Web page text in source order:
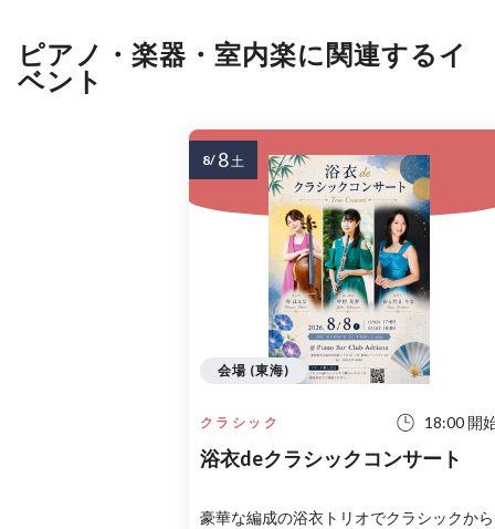
ピアノ・楽器・室内楽に関連するイ
ベント
クラシック 18:00 開
浴衣deクラシックコンサート
豪華な編成の浴衣トリオでクラシックから
会場 (東海)
8/ 8 土